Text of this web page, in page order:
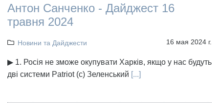
Антон Санченко - Дайджест 16
травня 2024
Новини та Дайджести 16 мая 2024 г.
▶ 1. Росія не зможе окупувати Харків, якщо у нас будуть
дві системи Patriot (с) Зеленський [...]